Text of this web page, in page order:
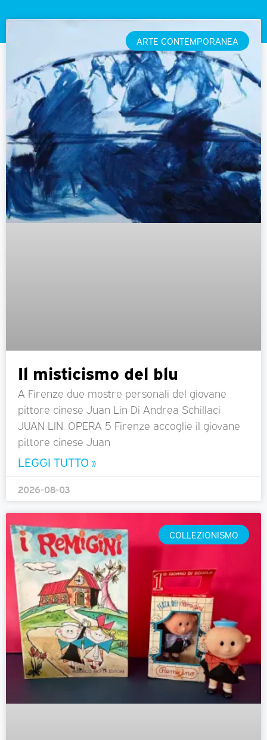
ARTE CONTEMPORANEA
Il misticismo del blu
A Firenze due mostre personali del giovane
pittore cinese Juan Lin Di Andrea Schillaci
JUAN LIN. OPERA 5 Firenze accoglie il giovane
pittore cinese Juan
LEGGI TUTTO »
2026-08-03
COLLEZIONISMO